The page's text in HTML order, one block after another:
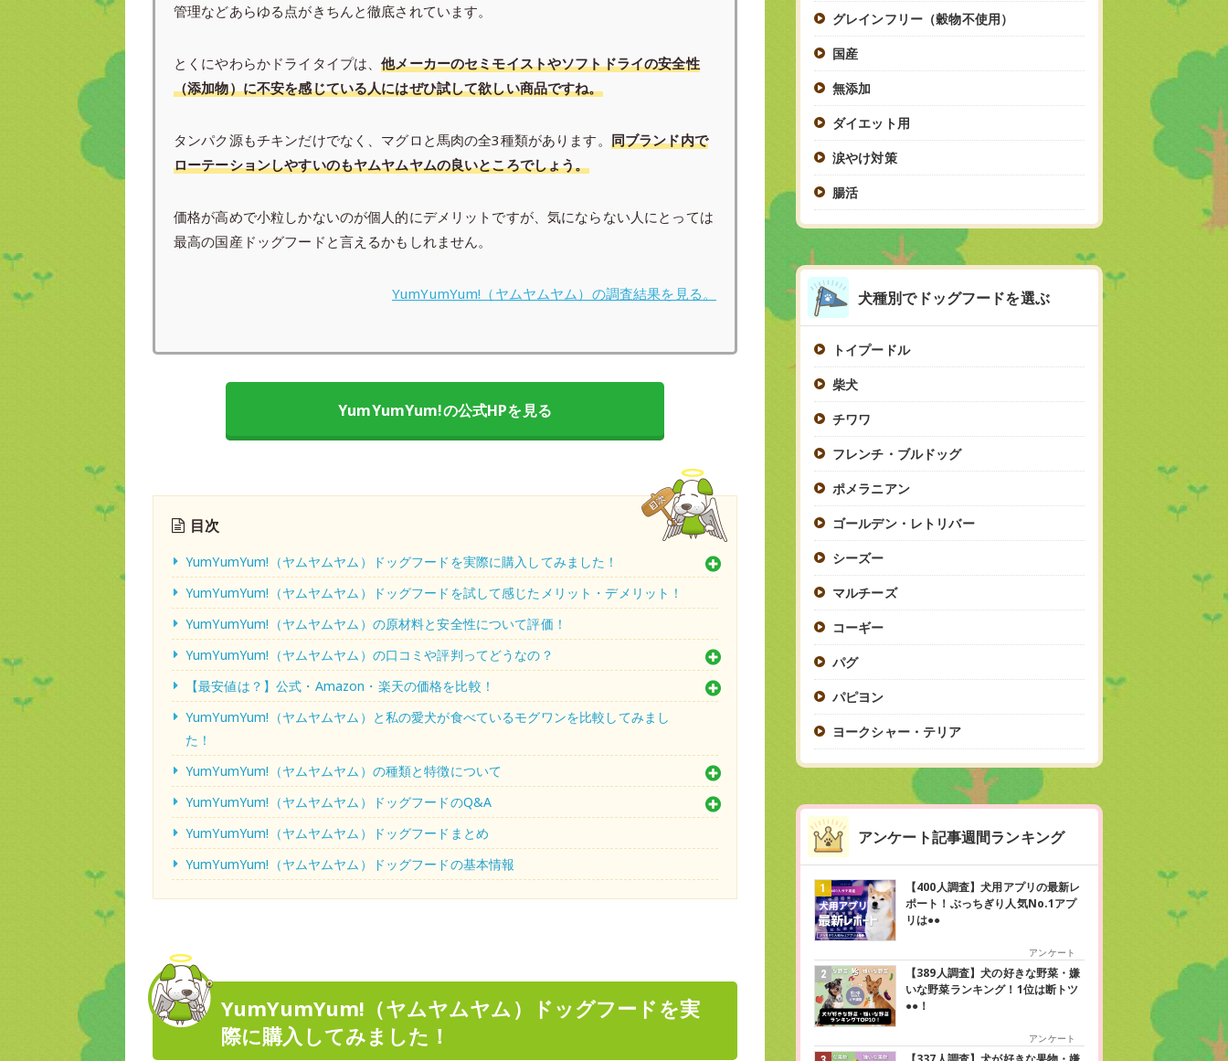
管理などあらゆる点がきちんと徹底されています。
とくにやわらかドライタイプは、他メーカーのセミモイストやソフトドライの安全性
（添加物）に不安を感じている人にはぜひ試して欲しい商品ですね。
タンパク源もチキンだけでなく、マグロと馬肉の全3種類があります。 同ブランド内で
ローテーションしやすいのもヤムヤムヤムの良いところでしょう。
価格が高めで小粒しかないのが個人的にデメリットですが、気にならない人にとっては
最高の国産ドッグフードと言えるかもしれません。
YumYumYum!（ヤムヤムヤム）の調査結果を見る。
YumYumYum!の公式HPを見る
目次
YumYumYum!（ヤムヤムヤム）ドッグフードを実際に購入してみました！
YumYumYum!（ヤムヤムヤム）ドッグフードを試して感じたメリット・デメリット！
YumYumYum!（ヤムヤムヤム）の原材料と安全性について評価！
YumYumYum!（ヤムヤムヤム）の口コミや評判ってどうなの？
【最安値は？】公式・Amazon・楽天の価格を比較！
YumYumYum!（ヤムヤムヤム）と私の愛犬が食べているモグワンを比較してみまし
た！
YumYumYum!（ヤムヤムヤム）の種類と特徴について
YumYumYum!（ヤムヤムヤム）ドッグフードのQ&A
YumYumYum!（ヤムヤムヤム）ドッグフードまとめ
YumYumYum!（ヤムヤムヤム）ドッグフードの基本情報
YumYumYum!（ヤムヤムヤム）ドッグフードを実
際に購入してみました！
グレインフリー（穀物不使用）
国産
無添加
ダイエット用
涙やけ対策
腸活
犬種別でドッグフードを選ぶ
トイプードル
柴犬
チワワ
フレンチ・ブルドッグ
ポメラニアン
ゴールデン・レトリバー
シーズー
マルチーズ
コーギー
パグ
パピヨン
ヨークシャー・テリア
アンケート記事週間ランキング
【400人調査】犬用アプリの最新レ
ポート！ぶっちぎり人気No.1アプ
リは●●
アンケート
【389人調査】犬の好きな野菜・嫌
いな野菜ランキング！1位は断トツ
●●！
アンケート